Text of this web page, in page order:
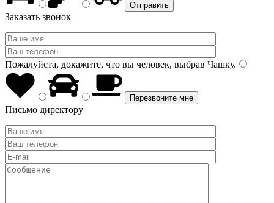
Заказать звонок
Пожалуйста, докажите, что вы человек, выбрав Чашку.
Письмо директору